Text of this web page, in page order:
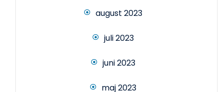
august 2023
juli 2023
juni 2023
maj 2023